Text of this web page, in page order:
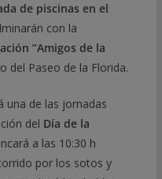
de piscinas en el
con la
“Amigos de la
del Paseo de la Florida.
una de las jornadas
del Día de la
a las 10:30 h
por los sotos y